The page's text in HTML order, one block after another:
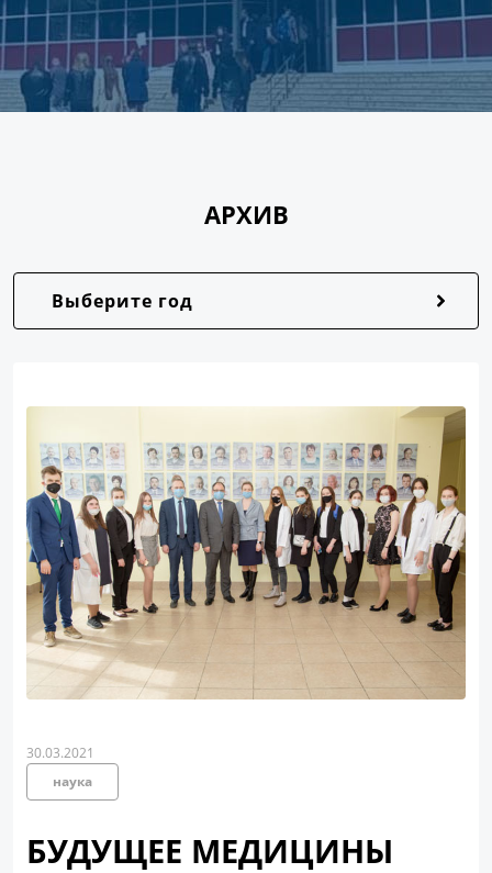
АРХИВ
Выберите год
30.03.2021
наука
БУДУЩЕЕ МЕДИЦИНЫ